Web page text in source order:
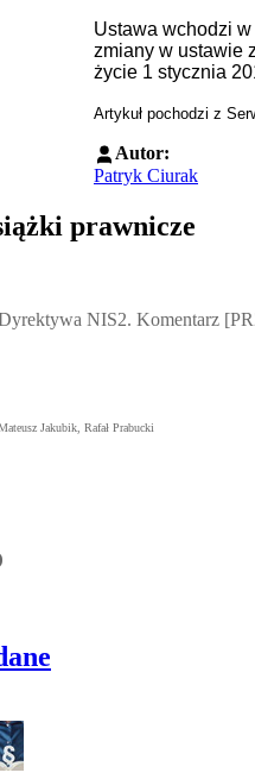
Ustawa wchodzi
zmiany w ustawie
życie 1 stycznia
Artykuł pochodzi z
Autor:
Patryk Ciurak
prawnicze
NIS2. Komentarz
Jakubik, Rafał Prabucki